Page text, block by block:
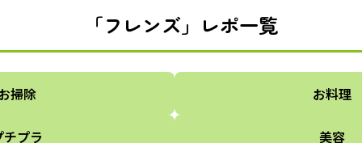
「フレンズ」レポ一覧
掃除 お料理
チプラ 美容